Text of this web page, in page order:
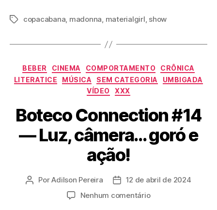
Tagscopacabana, madonna, materialgirl, show
Categorias
BEBER CINEMA COMPORTAMENTO
CRÔNICA
LITERATICE
MÚSICA SEM CATEGORIA
UMBIGADA
VÍDEO
XXX
Boteco Connection #14
— Luz, câmera… goró e
ação!
Autor
PorAdilson Pereira
Data12 de abril de 2024
Nenhum comentárioem